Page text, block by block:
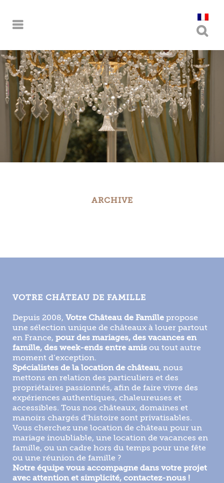
ARCHIVE
VOTRE CHÂTEAU DE FAMILLE
Depuis 2008, Votre Château de Famille propose
une sélection unique de châteaux à louer partout
en France, pour des mariages, des vacances en
famille, des week-ends entre amis ou tout autre
moment d’exception.
Spécialistes de la location de château, nous
mettons en relation des particuliers et des
propriétaires passionnés, afin de faire vivre des
expériences authentiques, chaleureuses et
accessibles. Tous nos châteaux, domaines et
manoirs chargés d’histoire sont privatisables.
Vous cherchez une location de château pour un
mariage inoubliable, une location de vacances en
famille, ou un cadre hors du temps pour une fête
ou une réunion de famille ?
Notre équipe vous accompagne dans votre projet
avec attention et simplicité, contactez-nous !